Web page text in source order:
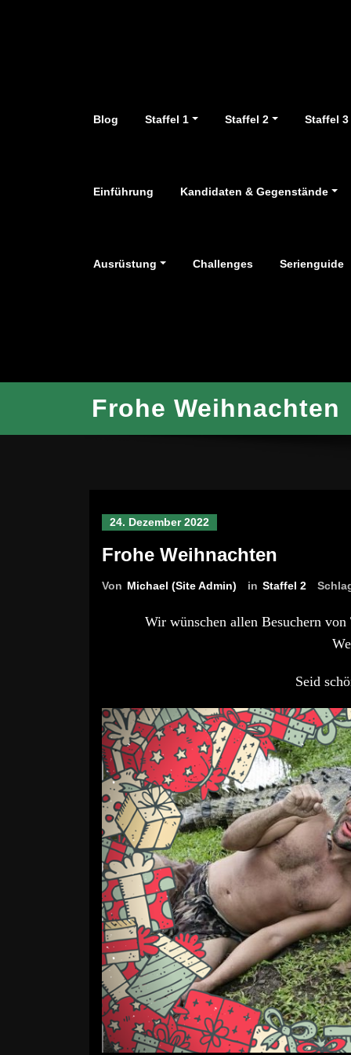
Blog Staffel 1 Staffel 2 Staffel 3
Einführung Kandidaten & Gegenstände
Ausrüstung Challenges Serienguide
Frohe Weihnachten
24. Dezember 2022
Frohe Weihnachten
Von Michael (Site Admin) in Staffel 2
Wir wünschen allen Besuchern
Seid